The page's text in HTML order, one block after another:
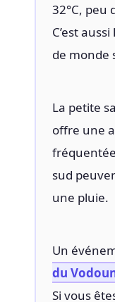
32°C, peu
C’est
de monde
La petite
offre une
sud
une pluie.
Un
du
Si vous